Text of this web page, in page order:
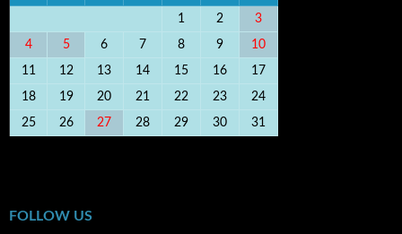
1 2 3
4 5 6 7 8 9 10
11 12 13 14 15 16 17
18 19 20 21 22 23 24
25 26 27 28 29 30 31
FOLLOW US